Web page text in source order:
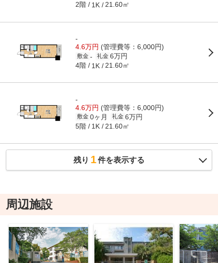
2階 1K 21.60㎡
-
4.6万円 (管理費等：6,000円)
敷金 - 礼金 6万円
4階 1K 21.60㎡
-
4.6万円 (管理費等：6,000円)
敷金 0ヶ月 礼金 6万円
5階 1K 21.60㎡
残り 1件を表示する
周辺施設